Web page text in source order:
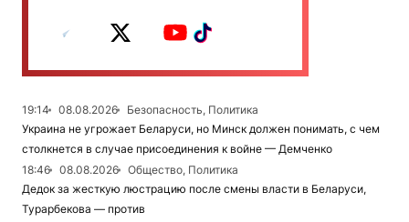
19:14 08.08.2026
Безопасность, Политика
Украина не угрожает Беларуси, но Минск должен понимать, с чем
столкнется в случае присоединения к войне — Демченко
18:46
08.08.2026
Общество, Политика
Дедок за жесткую люстрацию после смены власти в Беларуси,
Турарбекова — против